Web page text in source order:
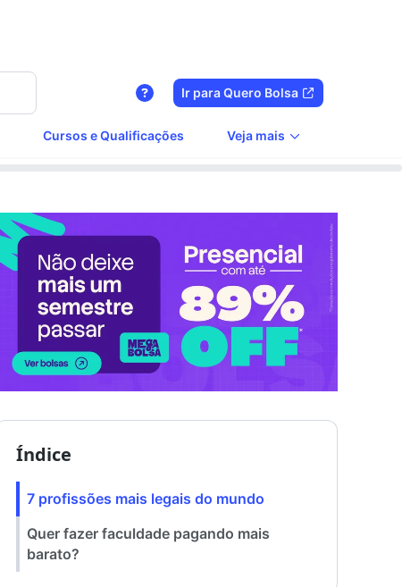
Ir para Quero Bolsa
Cursos e Qualificações Veja mais
Índice
7 profissões mais legais do mundo
Quer fazer faculdade pagando mais
barato?